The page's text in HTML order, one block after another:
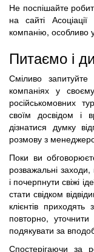
Не поспішайте
на сайті
компанію, особливо
Питаємо і
Сміливо
компаніях у
російськомовних
своїм досвідом і
дізнатися думку
розмову з
Поки ви
розважальні
і почерпнути свіжі
стати свідком
клієнтів
повторно,
подякувати за
Спостерігаючи за